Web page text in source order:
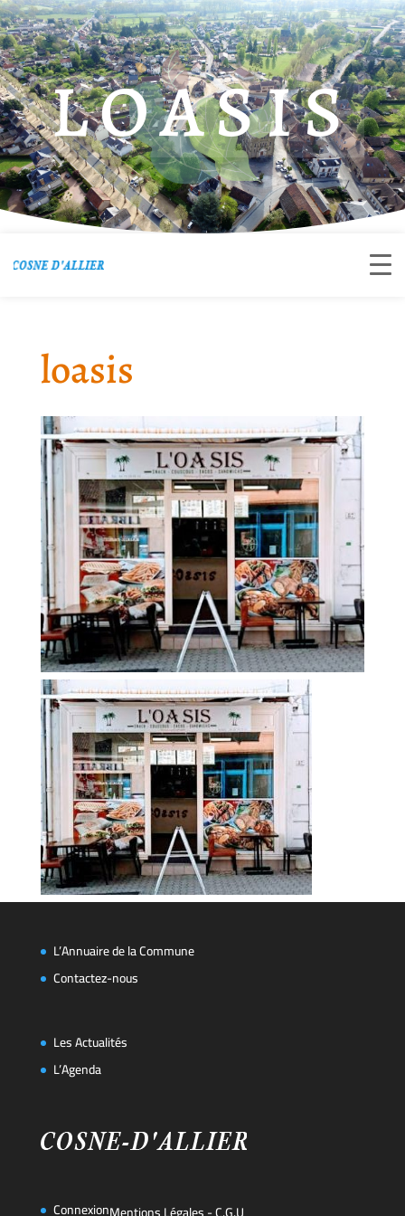
LOASIS
loasis
L’Annuaire de la Commune
Contactez-nous
Les Actualités
L’Agenda
Connexion